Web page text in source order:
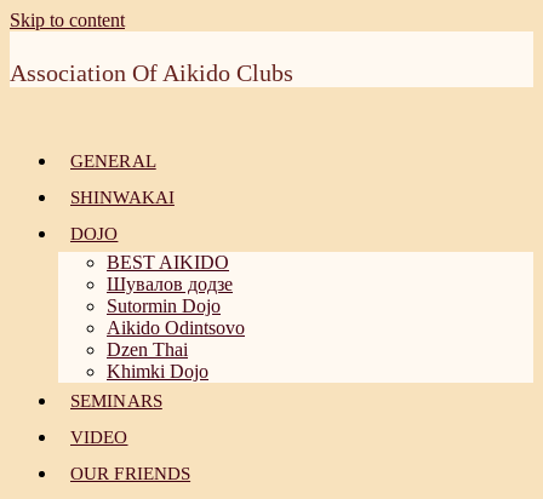
Skip to content
Association Of Aikido Clubs
GENERAL
SHINWAKAI
DOJO
BEST AIKIDO
Шувалов додзе
Sutormin Dojo
Aikido Odintsovo
Dzen Thai
Khimki Dojo
SEMINARS
VIDEO
OUR FRIENDS